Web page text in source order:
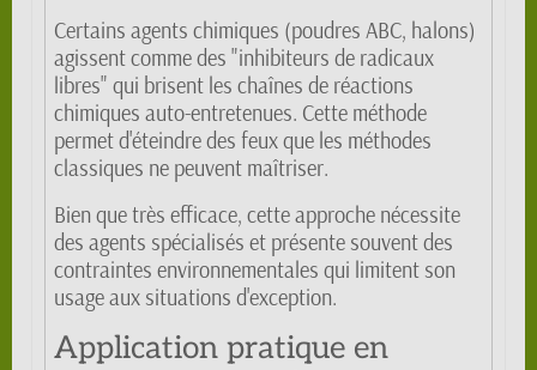
Certains agents chimiques (poudres ABC, halons)
agissent comme des "inhibiteurs de radicaux
libres" qui brisent les chaînes de réactions
chimiques auto-entretenues. Cette méthode
permet d'éteindre des feux que les méthodes
classiques ne peuvent maîtriser.
Bien que très efficace, cette approche nécessite
des agents spécialisés et présente souvent des
contraintes environnementales qui limitent son
usage aux situations d'exception.
Application pratique en